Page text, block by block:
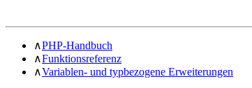
∧PHP-Handbuch
∧Funktionsreferenz
∧Variablen- und typbezogene Erweiterungen